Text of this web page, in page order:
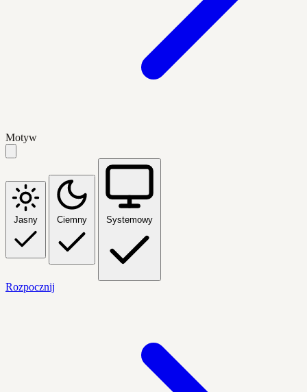
Motyw
Jasny Ciemny Systemowy
Rozpocznij